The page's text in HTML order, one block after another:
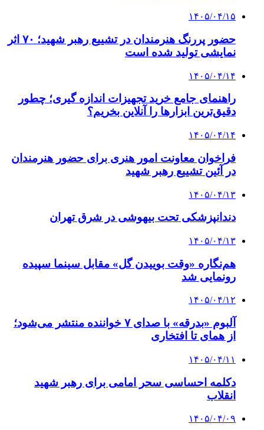
۱۴۰۵/۰۴/۱۵
حضور پررنگ هنرمندان در تشییع رهبر شهید؛ ۷۰ اثر
نمایشی تولید شده است
۱۴۰۵/۰۴/۱۴
راهنمای جامع خرید تجهیزات اندازه گیری؛ چطور
دقیق‌ترین ابزارها را آنلاین بخریم؟
۱۴۰۵/۰۴/۱۴
فراخوان معاونت امور هنری برای حضور هنرمندان
در آئین تشییع رهبر شهید
۱۴۰۵/۰۴/۱۳
دندانپزشکی تحت بیهوشی در شرق تهران
۱۴۰۵/۰۴/۱۳
هم‌نگاره «وقت بوییدن گل» مقابل سینما سپیده
رونمایی شد
۱۴۰۵/۰۴/۱۲
آلبوم «بدرقه» با صدای ۷ خواننده منتشر می‌شود؛
از همای تا افتخاری
۱۴۰۵/۰۴/۱۱
دکلمه‌ احساسی سحر امامی برای رهبر شهید
انقلاب
۱۴۰۵/۰۴/۰۹